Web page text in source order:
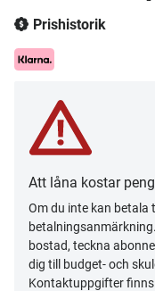
Prishistorik
Att låna kostar
Om du inte kan betala
bostad, teckna
dig till budget- och
Kontaktuppgifter finns